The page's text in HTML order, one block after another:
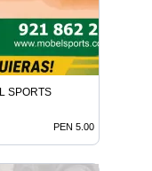
SPORTS
PEN 5.00